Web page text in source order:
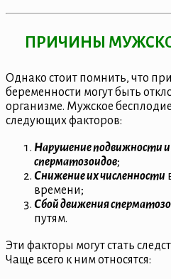
ПРИЧИНЫ
Однако стоит помнить, что
беременности могут быть
организме. Мужское
следующих факторов:
Нарушение подвижности
сперматозоидов;
Снижение их численности
времени;
Сбой движения
путям.
Эти факторы могут стать
Чаще всего к ним относятся: